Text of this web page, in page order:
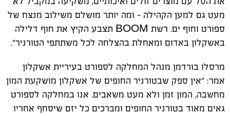
מעט גם למען הקהילה - ומה יותר מושלם משילוב מנצח של
ספורט וחוף ים. רשת BOOM תצבע הקיץ את חוף דלילה
באשקלון באדום ומאחלת בהצלחה לכל משתתפי הטורניר".
מרסלו בורדמן מנהל המחלקה לספורט בעיריית אשקלון
אמר: "אין ספק שבטורניר החופים של אשקלון מושקעת המון
מחשבה, המון זמן ולא מעט משאבים. אנו במחלקה לספורט
גאים מאוד בטורניר החופים ומברכים כל יזם שיסחף אחריו